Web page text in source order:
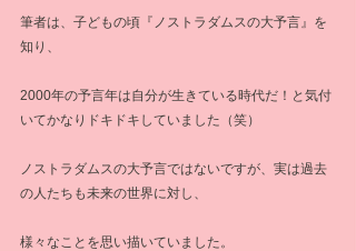
筆者は、子どもの頃『ノストラダムスの大予言』を
知り、
2000年の予言年は自分が生きている時代だ！と気付
いてかなりドキドキしていました（笑）
ノストラダムスの大予言ではないですが、実は過去
の人たちも未来の世界に対し、
様々なことを思い描いていました。